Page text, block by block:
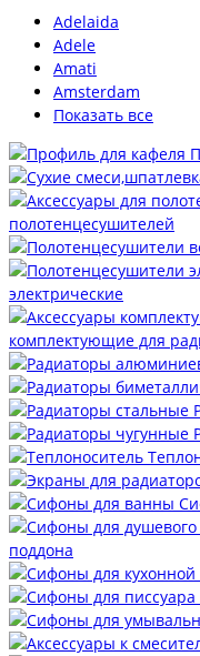
Adelaida
Adele
Amati
Amsterdam
Показать все
полотенцесушителей
электрические
комплектующие для
поддона